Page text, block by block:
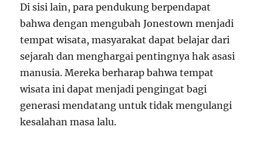
Di sisi lain, para pendukung berpendapat
bahwa dengan mengubah Jonestown menjadi
tempat wisata, masyarakat dapat belajar dari
sejarah dan menghargai pentingnya hak asasi
manusia. Mereka berharap bahwa tempat
wisata ini dapat menjadi pengingat bagi
generasi mendatang untuk tidak mengulangi
kesalahan masa lalu.